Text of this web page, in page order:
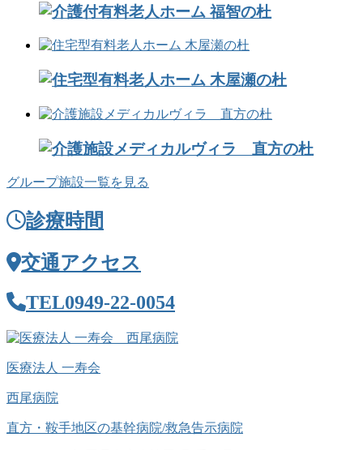
グループ施設一覧を見る
診療時間
交通アクセス
TEL0949-22-0054
医療法人 一寿会
西尾病院
直方・鞍手地区の基幹病院/救急告示病院